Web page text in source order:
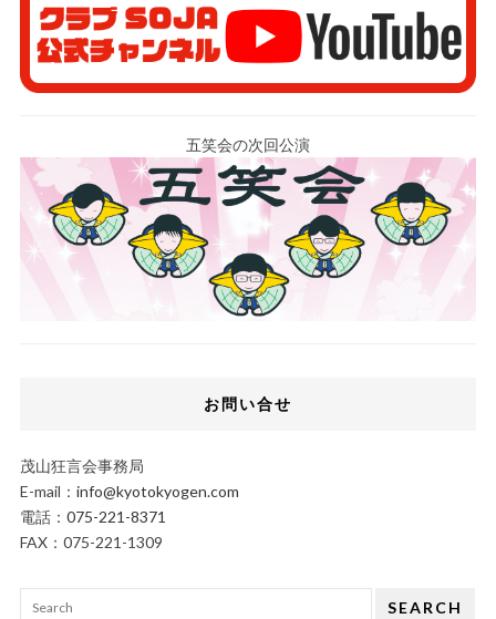
五笑会の次回公演
お問い合せ
茂山狂言会事務局
E-mail： info@kyotokyogen.com
電話： 075-221-8371
FAX：075-221-1309
SEARCH